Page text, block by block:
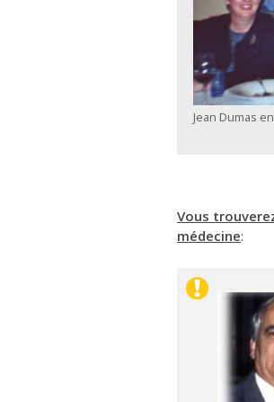
Jean Dumas
Vous
médecine: